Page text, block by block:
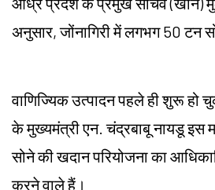
अनुसार, जोंनागिरी में लगभग 50 टन
वाणिज्यिक उत्पादन पहले ही शुरू
के मुख्यमंत्री एन. चंद्रबाबू नायडू इस
सोने की खदान परियोजना का
करने वाले हैं।